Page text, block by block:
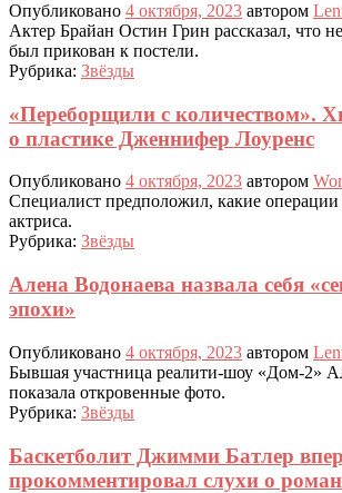
Опубликовано 4 октября, 2023 автором
Актер Брайан Остин Грин рассказал, что
был прикован к постели.
Рубрика: Звёзды
«Переборщили с количеством».
о пластике Дженнифер Лоуренс
Опубликовано 4 октября, 2023 автором
Специалист предположил, какие операции
актриса.
Рубрика: Звёзды
Алена Водонаева назвала себя
эпохи»
Опубликовано 4 октября, 2023 автором
Бывшая участница реалити-шоу «Дом-2»
показала откровенные фото.
Рубрика: Звёзды
Баскетболит Джимми Батлер
прокомментировал слухи о